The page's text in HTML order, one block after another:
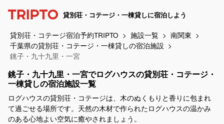
貸別荘・コテージ・一棟貸しに宿泊しよう
貸別荘・コテージ宿泊予約TRIPTO 施設一覧
南関東
千葉県の貸別荘・コテージ・一棟貸しの宿泊施設
銚子・九十九里・一宮
銚子・九十九里・一宮でログハウスの貸別荘・コテージ・
一棟貸しの宿泊施設一覧
ログハウスの貸別荘・コテージは、木のぬくもりと香りに包まれ
て過ごせる場所です。天然の木材で作られたログハウスの温かみ
のある心地よい空気に癒やされましょう。